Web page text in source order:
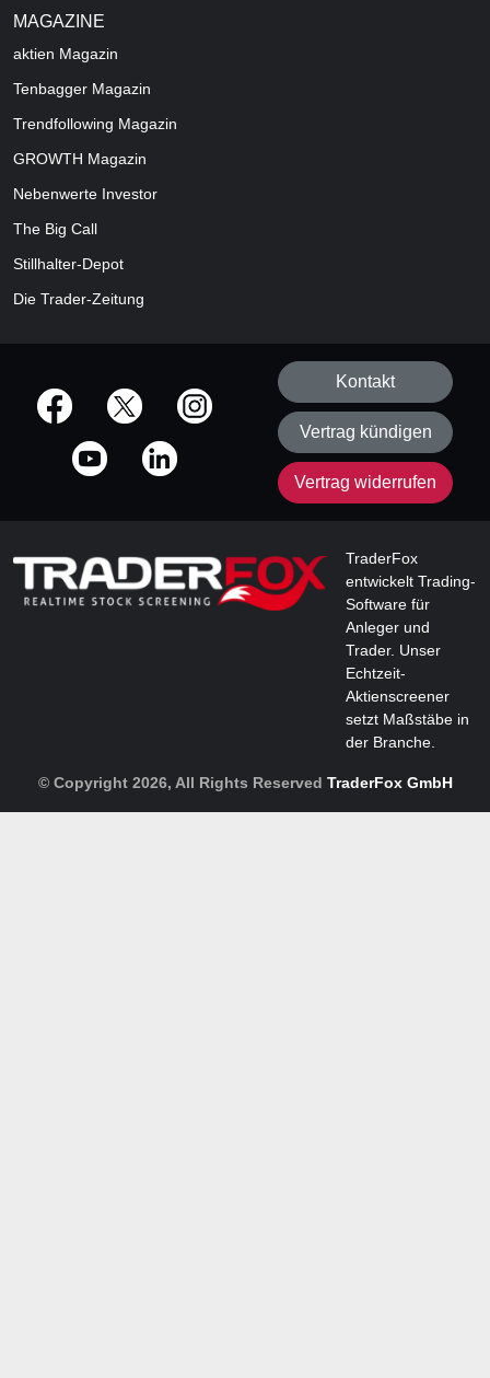
MAGAZINE
aktien Magazin
Tenbagger Magazin
Trendfollowing Magazin
GROWTH Magazin
Nebenwerte Investor
The Big Call
Stillhalter-Depot
Die Trader-Zeitung
offizielle Social Media-Accounts
Kontakt
Vertrag kündigen
Vertrag widerrufen
TraderFox
entwickelt Trading-
Software für
Anleger und
Trader. Unser
Echtzeit-
Aktienscreener
setzt Maßstäbe in
der Branche.
© Copyright 2026, All Rights Reserved TraderFox GmbH